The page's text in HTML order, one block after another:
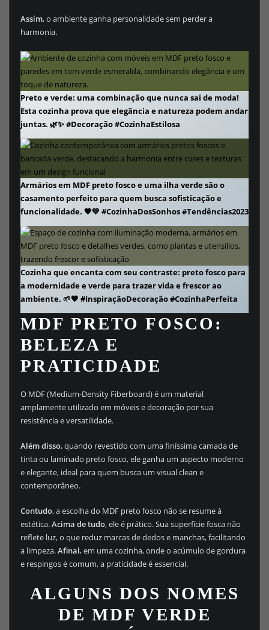
Assim, o ambiente ganha personalidade sem perder a
harmonia.
Preto e verde: uma combinação que nunca sai de moda!
Esta cozinha prova que elegância e natureza podem andar
juntas. 🌿✨ #Decoração #CozinhaEstilosa
Armários em MDF preto fosco e uma ilha verde são o
casamento perfeito para quem busca sofisticação e
funcionalidade. 🖤💚 #CozinhaDosSonhos #Tendências2023
Cozinha que encanta com seu contraste: preto fosco para
a modernidade e verde para trazer vida e frescor ao
ambiente. 🌱🖤 #InspiraçãoDecoração #CozinhaPerfeita
MDF PRETO FOSCO:
BELEZA E
PRATICIDADE
O MDF (Medium-Density Fiberboard) é um material
amplamente utilizado em móveis e decoração por sua
resistência e versatilidade.
Além disso, quando revestido com uma finíssima camada de
tinta ou laminado preto fosco, ele ganha um aspecto moderno
e elegante, ideal para quem busca um visual clean e
contemporâneo.
Contudo, a escolha do MDF preto fosco não se resume à
estética.Acima de tudo, ele é prático. Sua superfície fosca não
reflete luz, o que reduz marcas de dedos e manchas, facilitando
a limpeza.Afinal, em uma cozinha, onde o acúmulo de gordura
e respingos é comum, a praticidade é essencial.
ALGUNS DOS NOMES
DE MDF VERDE